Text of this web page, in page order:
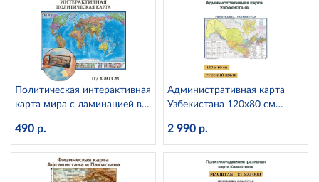
Политическая интерактивная
карта мира с ламинацией в
490 р.
Административная карта
Узбекистана 120х80 см
2 990 р.